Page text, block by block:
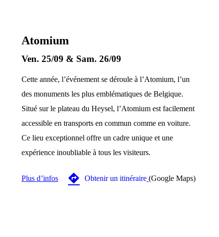
Atomium
Ven. 25/09 & Sam. 26/09
Cette année, l’événement se déroule à l’Atomium, l’un
des monuments les plus emblématiques de Belgique.
Situé sur le plateau du Heysel, l’Atomium est facilement
accessible en transports en commun comme en voiture.
Ce lieu exceptionnel offre un cadre unique et une
expérience inoubliable à tous les visiteurs.
Plus d’infos  Obtenir un itinéraire (Google Maps)